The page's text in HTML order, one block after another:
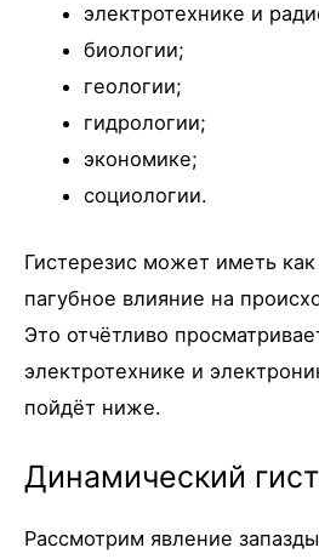
электротехнике и
биологии;
геологии;
гидрологии;
экономике;
социологии.
Гистерезис может иметь
пагубное влияние на
Это отчётливо
электротехнике и
пойдёт ниже.
Динамический
Рассмотрим явление